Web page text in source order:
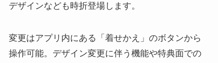
デザインなども時折登場します。
変更はアプリ内にある「着せかえ」のボタンから
操作可能。デザイン変更に伴う機能や特典面での